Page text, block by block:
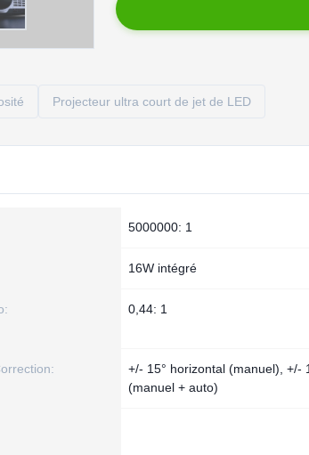
Projecteur ultra court de jet de LED
5000000: 1
16W intégré
0,44: 1
+/- 15° horizontal (manuel), +/-
(manuel + auto)